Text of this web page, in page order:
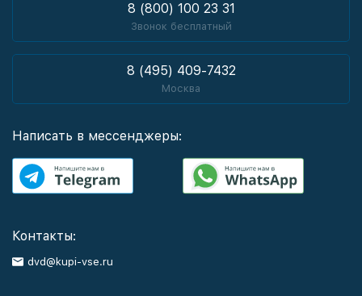
8 (800) 100 23 31
Звонок бесплатный
8 (495) 409-7432
Москва
Написать в мессенджеры:
Контакты:
dvd@kupi-vse.ru